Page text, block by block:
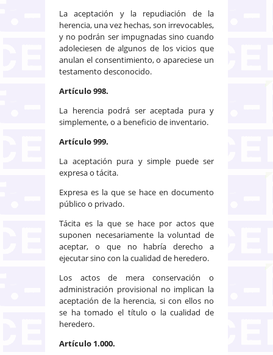
La aceptación y la repudiación de la
herencia, una vez hechas, son irrevocables,
y no podrán ser impugnadas sino cuando
adoleciesen de algunos de los vicios que
anulan el consentimiento, o apareciese un
testamento desconocido.
Artículo 998.
La herencia podrá ser aceptada pura y
simplemente, o a beneficio de inventario.
Artículo 999.
La aceptación pura y simple puede ser
expresa o tácita.
Expresa es la que se hace en documento
público o privado.
Tácita es la que se hace por actos que
suponen necesariamente la voluntad de
aceptar, o que no habría derecho a
ejecutar sino con la cualidad de heredero.
Los actos de mera conservación o
administración provisional no implican la
aceptación de la herencia, si con ellos no
se ha tomado el título o la cualidad de
heredero.
Artículo 1.000.